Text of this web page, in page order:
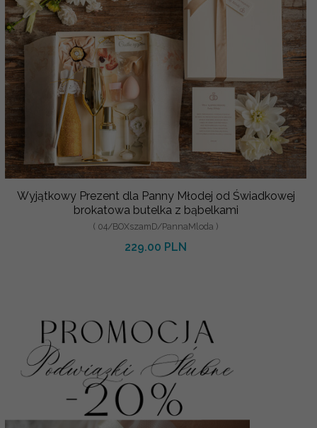
Wyjątkowy Prezent dla Panny Młodej od Świadkowej
brokatowa butelka z bąbelkami
( 04/BOXszamD/PannaMloda )
229.00 PLN